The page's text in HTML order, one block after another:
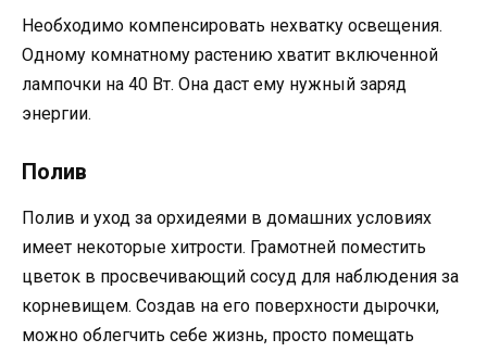
Необходимо компенсировать нехватку освещения.
Одному комнатному растению хватит включенной
лампочки на 40 Вт. Она даст ему нужный заряд
энергии.
Полив
Полив и уход за орхидеями в домашних условиях
имеет некоторые хитрости. Грамотней поместить
цветок в просвечивающий сосуд для наблюдения за
корневищем. Создав на его поверхности дырочки,
можно облегчить себе жизнь, просто помещать